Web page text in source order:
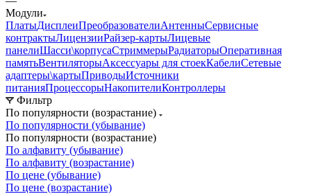
Модули
ПлатыДисплеиПреобразователиАнтенныСервисные
контрактыЛицензииРайзер-картыЛицевые
панелиШасси\корпусаСтриммерыРадиаторыОперативная
памятьВентиляторыАксессуары для стоекКабелиСетевые
адаптеры\картыПриводыИсточники
питанияПроцессорыНакопителиКонтроллеры
Фильтр
По популярности (возрастание)
По популярности (убывание)
По популярности (возрастание)
По алфавиту (убывание)
По алфавиту (возрастание)
По цене (убывание)
По цене (возрастание)